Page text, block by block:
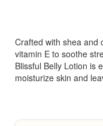
Crafted with shea and
vitamin E to soothe
Blissful Belly Lotion is
moisturize skin and